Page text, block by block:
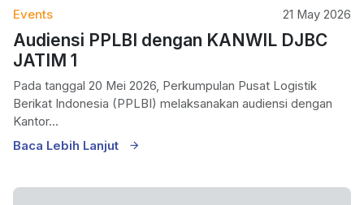
Events 21 May 2026
Audiensi PPLBI dengan KANWIL DJBC
JATIM 1
Pada tanggal 20 Mei 2026, Perkumpulan Pusat Logistik
Berikat Indonesia (PPLBI) melaksanakan audiensi dengan
Kantor...
Baca Lebih Lanjut